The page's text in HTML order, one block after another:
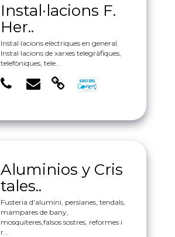
Instal·lacions F.
Her..
Instal·lacions elèctriques en general.
Instal·lacions de xarxes telegràfiques,
telefòniques, tele...
Aluminios y Cris
tales..
Fusteria d'alumini, persianes, tendals,
mampares de bany,
mosquiteres,falsos sostres, reformes i
r...